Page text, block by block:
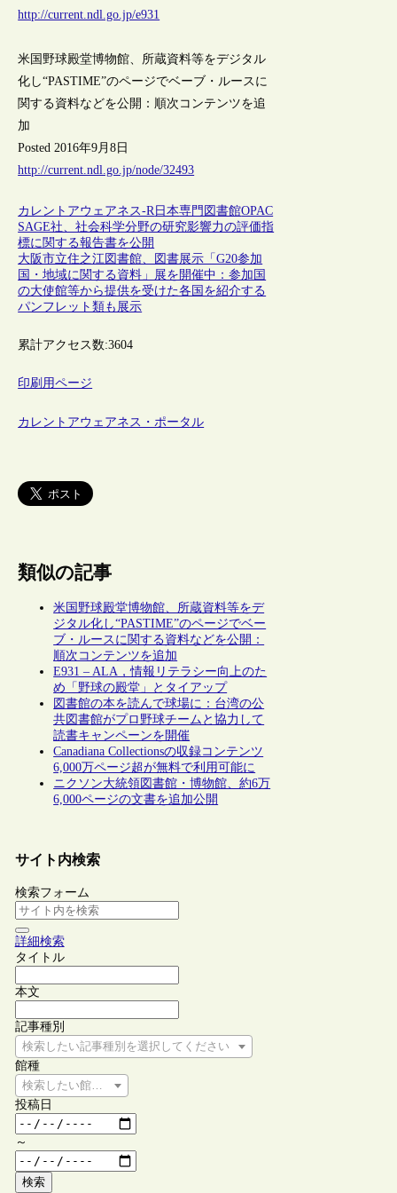
http://current.ndl.go.jp/e931
米国野球殿堂博物館、所蔵資料等をデジタル
化し“PASTIME”のページでベーブ・ルースに
関する資料などを公開：順次コンテンツを追
加
Posted 2016年9月8日
http://current.ndl.go.jp/node/32493
カレントアウェアネス-R日本専門図書館OPAC
SAGE社、社会科学分野の研究影響力の評価指
標に関する報告書を公開
大阪市立住之江図書館、図書展示「G20参加
国・地域に関する資料」展を開催中：参加国
の大使館等から提供を受けた各国を紹介する
パンフレット類も展示
累計アクセス数:3604
印刷用ページ
カレントアウェアネス・ポータル
類似の記事
米国野球殿堂博物館、所蔵資料等をデ
ジタル化し“PASTIME”のページでベー
ブ・ルースに関する資料などを公開：
順次コンテンツを追加
E931 – ALA，情報リテラシー向上のた
め「野球の殿堂」とタイアップ
図書館の本を読んで球場に：台湾の公
共図書館がプロ野球チームと協力して
読書キャンペーンを開催
Canadiana Collectionsの収録コンテンツ
6,000万ページ超が無料で利用可能に
ニクソン大統領図書館・博物館、約6万
6,000ページの文書を追加公開
サイト内検索
検索フォーム
詳細検索
タイトル
本文
記事種別
検索したい記事種別を選択してください
館種
検索したい館種を選択してください
投稿日
～
検索